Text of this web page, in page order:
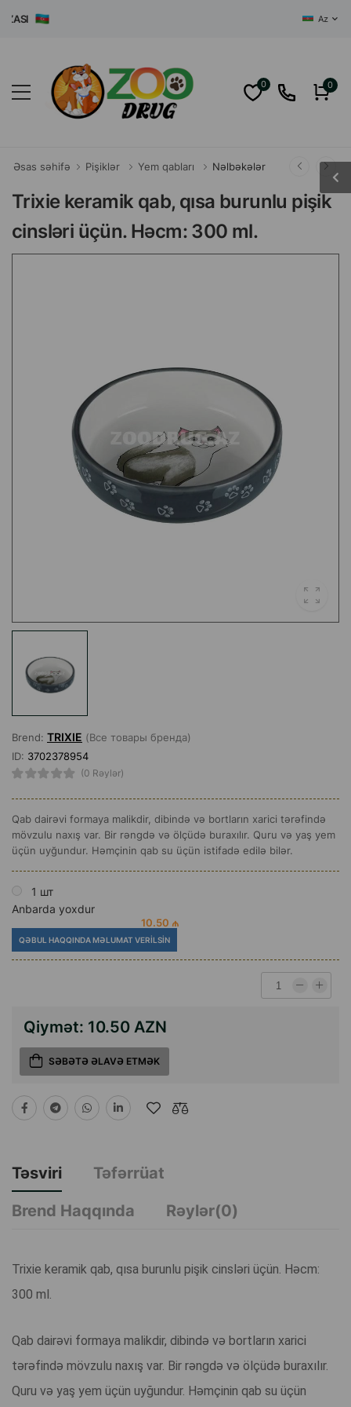
Az
0 0
Əsas səhifə Pişiklər Yem qabları Nəlbəkələr
Trixie keramik qab, qısa burunlu pişik
cinsləri üçün. Həcm: 300 ml.
Brend: TRIXIE (Все товары бренда)
ID: 3702378954
(0 Rəylər)
Qab dairəvi formaya malikdir, dibində və bortların xarici tərəfində
mövzulu naxış var. Bir rəngdə və ölçüdə buraxılır. Quru və yaş yem
üçün uyğundur. Həmçinin qab su üçün istifadə edilə bilər.
1 шт
Anbarda yoxdur
10.50 ₼
QƏBUL HAQQINDA MƏLUMAT VERILSIN
Qiymət: 10.50 AZN
SƏBƏTƏ ƏLAVƏ ETMƏK
Təsviri
Təfərrüat
Brend Haqqında
Rəylər(0)
Trixie keramik qab, qısa burunlu pişik cinsləri üçün. Həcm:
300 ml.
Qab dairəvi formaya malikdir, dibində və bortların xarici
tərəfində mövzulu naxış var. Bir rəngdə və ölçüdə buraxılır.
Quru və yaş yem üçün uyğundur. Həmçinin qab su üçün